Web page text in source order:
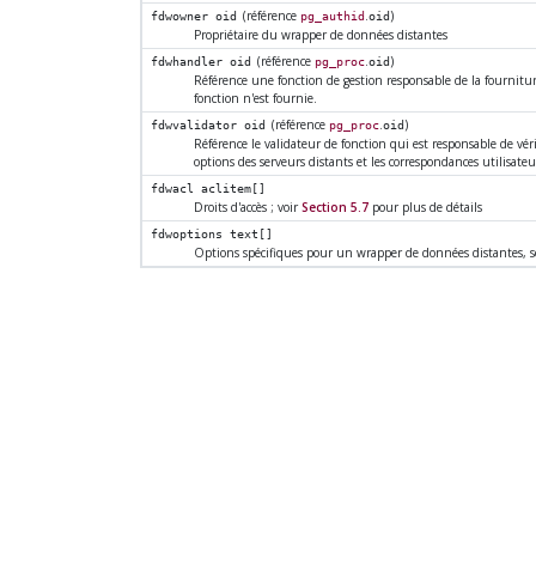
fdwowner oid (référence pg_authid.oid)
Propriétaire du wrapper de données distantes
fdwhandler oid (référence pg_proc.oid)
Référence une fonction de gestion responsable de la
fonction n'est fournie.
fdwvalidator oid (référence pg_proc.oid)
Référence le validateur de fonction qui est responsable de
options des serveurs distants et les correspondances
fdwacl aclitem[]
Droits d'accès ; voirSection 5.7pour plus de détails
fdwoptions text[]
Options spécifiques pour un wrapper de données distantes,